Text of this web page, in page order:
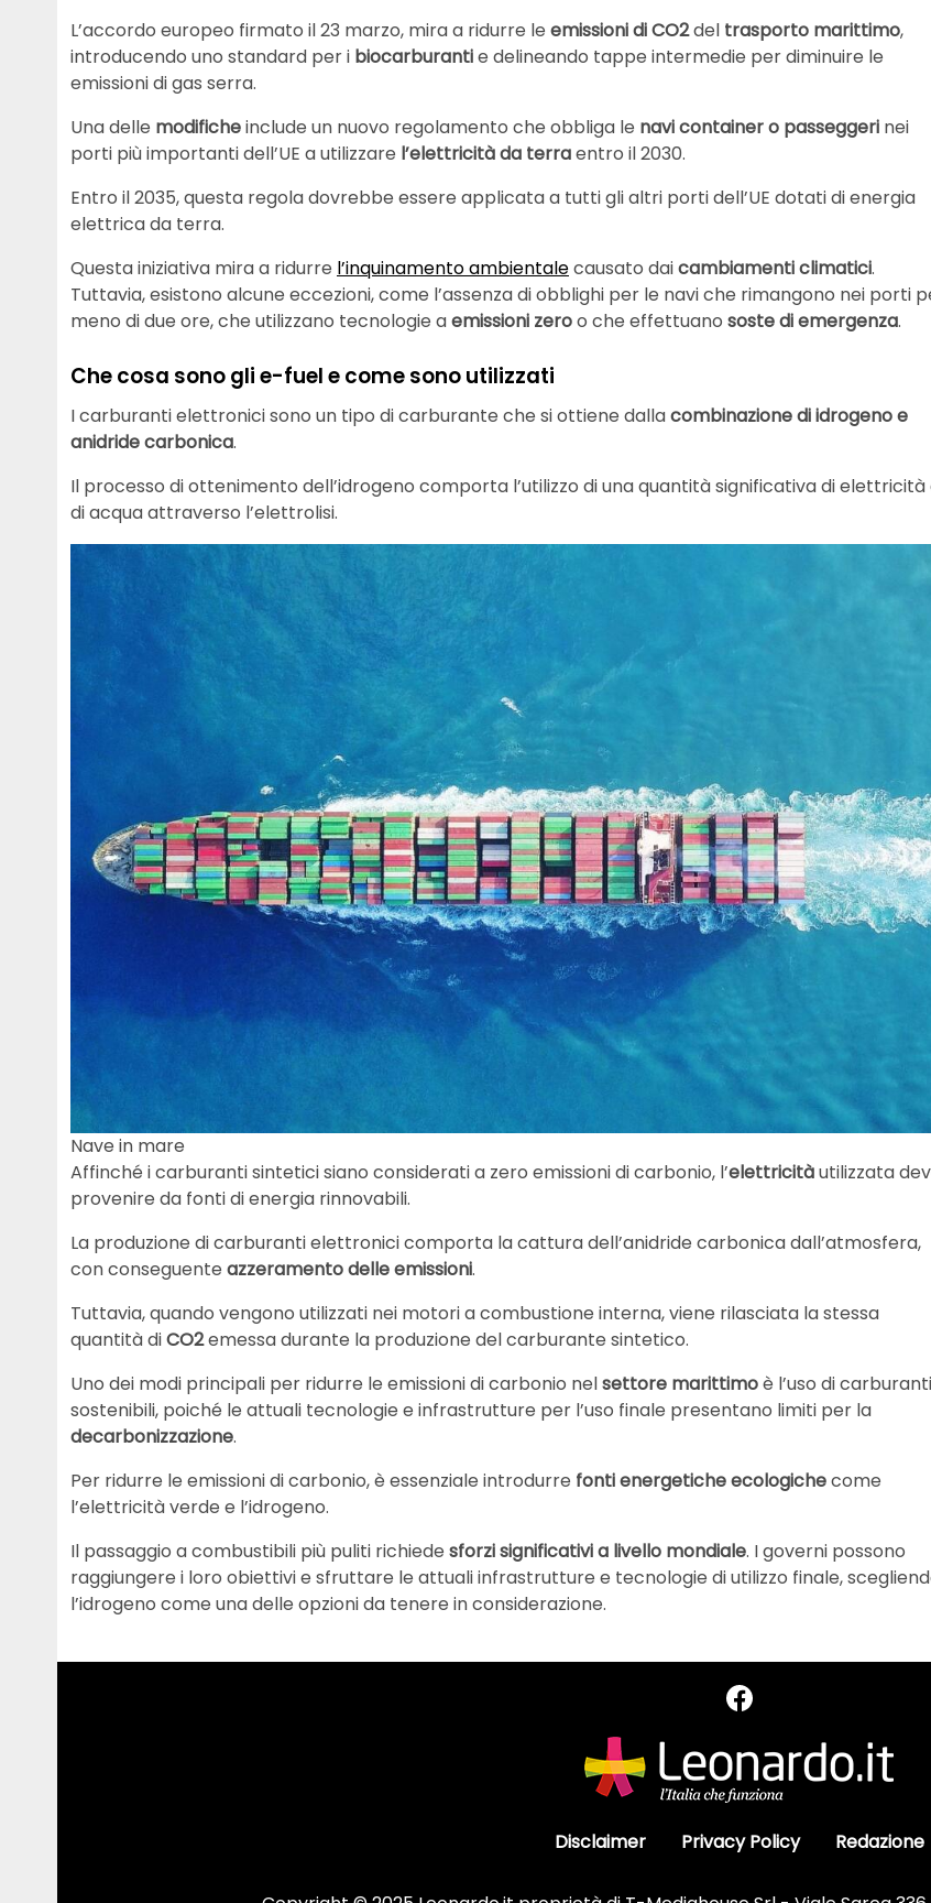
L’accordo europeo firmato il 23 marzo, mira a ridurre le emissioni di CO2del trasporto marittimo,
introducendo uno standard per i biocarburantie delineando tappe intermedie per diminuire le
emissioni di gas serra.
Una delle modificheinclude un nuovo regolamento che obbliga le navi container o passeggeri nei
porti più importanti dell’UE a utilizzare l’elettricità da terraentro il 2030.
Entro il 2035, questa regola dovrebbe essere applicata a tutti gli altri porti dell’UE dotati di energia
elettrica da terra.
Questa iniziativa mira a ridurre l’inquinamento ambientalecausato daicambiamenti climatici.
Tuttavia, esistono alcune eccezioni, come l’assenza di obblighi per le navi che rimangono nei porti
meno di due ore, che utilizzano tecnologie aemissioni zeroo che effettuano soste di emergenza.
Che cosa sono gli e-fuel e come sono utilizzati
I carburanti elettronici sono un tipo di carburante che si ottiene dallacombinazione di idrogeno e
anidride carbonica.
Il processo di ottenimento dell’idrogeno comporta l’utilizzo di una quantità significativa di elettricità
di acqua attraverso l’elettrolisi.
Nave in mare
Affinché i carburanti sintetici siano considerati a zero emissioni di carbonio, l’elettricitàutilizzata
provenire da fonti di energia rinnovabili.
La produzione di carburanti elettronici comporta la cattura dell’anidride carbonica dall’atmosfera,
con conseguente azzeramento delle emissioni.
Tuttavia, quando vengono utilizzati nei motori a combustione interna, viene rilasciata la stessa
quantità diCO2emessa durante la produzione del carburante sintetico.
Uno dei modi principali per ridurre le emissioni di carbonio nelsettore marittimoè l’uso di carburanti
sostenibili, poiché le attuali tecnologie e infrastrutture per l’uso finale presentano limiti per la
decarbonizzazione.
Per ridurre le emissioni di carbonio, è essenziale introdurre fonti energetiche ecologichecome
l’elettricità verde e l’idrogeno.
Il passaggio a combustibili più puliti richiede sforzi significativi a livello mondiale. I governi possono
raggiungere i loro obiettivi e sfruttare le attuali infrastrutture e tecnologie di utilizzo finale,
l’idrogeno come una delle opzioni da tenere in considerazione.
Disclaimer Privacy Policy Redazione